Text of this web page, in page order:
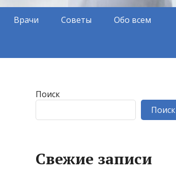
Врачи Советы Обо всем
Поиск
Поиск
Свежие записи